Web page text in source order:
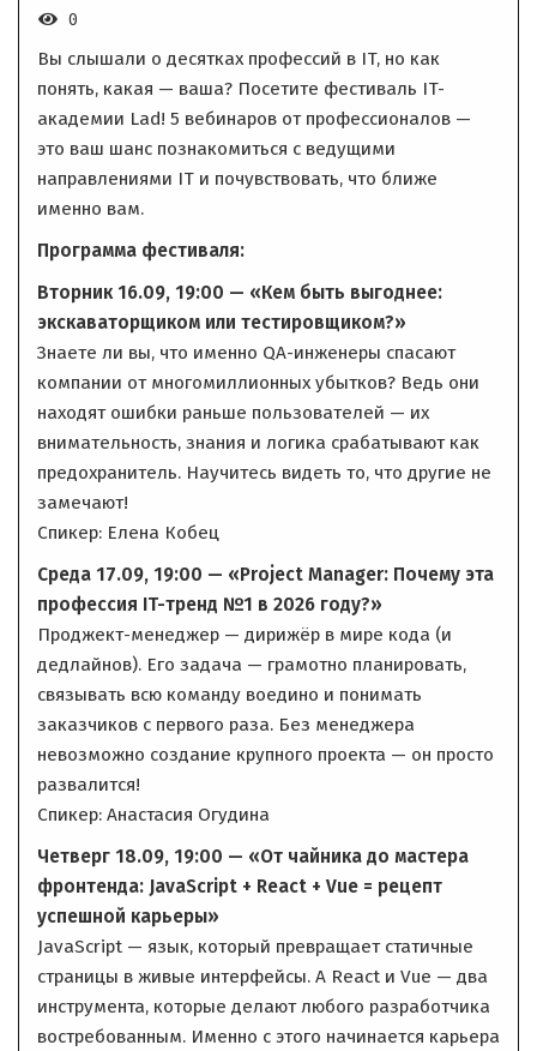
0
Вы слышали о десятках профессий в IT, но как
понять, какая — ваша? Посетите фестиваль IT-
академии Lad! 5 вебинаров от профессионалов —
это ваш шанс познакомиться с ведущими
направлениями IT и почувствовать, что ближе
именно вам.
Программа фестиваля:
Вторник 16.09, 19:00 — «Кем быть выгоднее:
экскаваторщиком или тестировщиком?»
Знаете ли вы, что именно QA-инженеры спасают
компании от многомиллионных убытков? Ведь они
находят ошибки раньше пользователей — их
внимательность, знания и логика срабатывают как
предохранитель. Научитесь видеть то, что другие не
замечают!
Спикер: Елена Кобец
Среда 17.09, 19:00 — «Project Manager: Почему эта
профессия IT-тренд №1 в 2026 году?»
Проджект-менеджер — дирижёр в мире кода (и
дедлайнов). Его задача — грамотно планировать,
связывать всю команду воедино и понимать
заказчиков с первого раза. Без менеджера
невозможно создание крупного проекта — он просто
развалится!
Спикер: Анастасия Огудина
Четверг 18.09, 19:00 — «От чайника до мастера
фронтенда: JavaScript + React + Vue = рецепт
успешной карьеры»
JavaScript — язык, который превращает статичные
страницы в живые интерфейсы. А React и Vue — два
инструмента, которые делают любого разработчика
востребованным. Именно с этого начинается карьера